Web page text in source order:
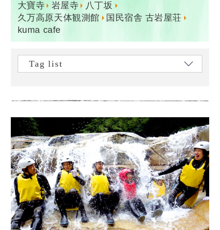
大寶寺
岩屋寺
八丁坂
久万高原天体観測館
国民宿舎 古岩屋荘
kuma cafe
Tag list